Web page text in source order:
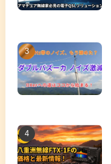
(5)
(11)